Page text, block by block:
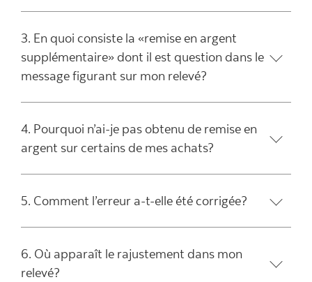
3. En quoi consiste la «remise en argent
supplémentaire» dont il est question dans le
message figurant sur mon relevé?
4. Pourquoi n’ai-je pas obtenu de remise en
argent sur certains de mes achats?
5. Comment l’erreur a-t-elle été corrigée?
6. Où apparaît le rajustement dans mon
relevé?